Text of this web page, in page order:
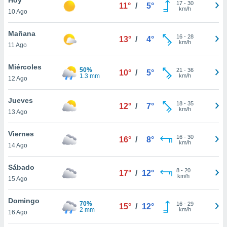
y
en
más
de
cookies
10 Ago
11° / 5° 17- 30
km/h
Mañana
11 Ago
13° / 4° 16- 28
km/h
Miércoles
12 Ago
50%
1.3 mm
10° / 5° 21 - 36
km/h
Jueves
13 Ago
12° / 7° 18- 35
km/h
Viernes
14 Ago
16° / 8° 16- 30
km/h
Sábado
15 Ago
17° / 12° 8- 20
km/h
Domingo
16 Ago
70%
2 mm
15° / 12° 16- 29
km/h